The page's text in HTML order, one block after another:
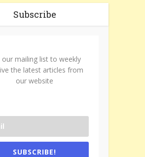
Subscribe
our mailing list to weekly
the latest articles from
our website
SUBSCRIBE!